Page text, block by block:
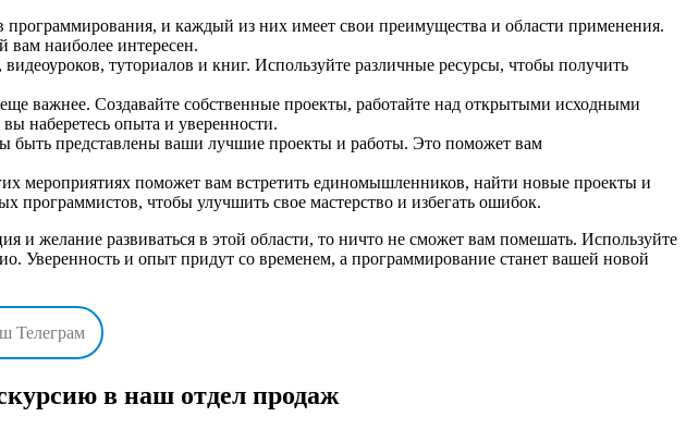
и каждый из них имеет свои преимущества и области применения.
вам наиболее интересен.
туториалов и книг. Используйте различные ресурсы, чтобы получить
важнее. Создавайте собственные проекты, работайте над открытыми исходными
наберетесь опыта и уверенности.
быть представлены ваши лучшие проекты и работы. Это поможет вам
мероприятиях поможет вам встретить единомышленников, найти новые проекты и
программистов, чтобы улучшить свое мастерство и избегать ошибок.
и желание развиваться в этой области, то ничто не сможет вам помешать. Используйте
Уверенность и опыт придут со временем, а программирование станет вашей новой
Телеграм
в наш отдел продаж